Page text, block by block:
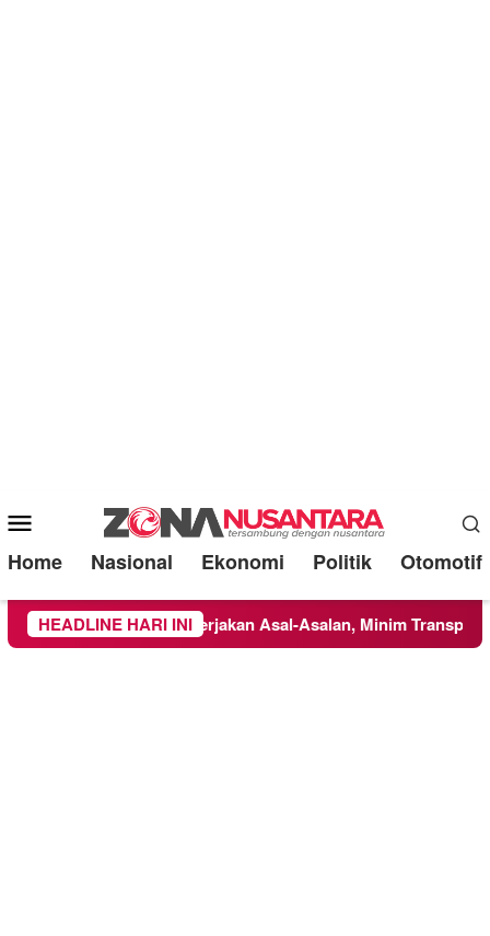
Mobile
Menu
Home Nasional Ekonomi Politik Otomotif
HEADLINE HARI INI
Disorot: Dikerjakan Asal-Asalan, Minim Transparansi,